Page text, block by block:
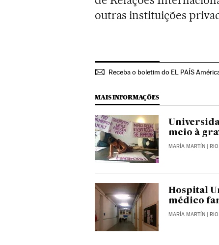
outras instituições
Receba o boletim do EL PAÍS
MAIS INFORMAÇÕES
meio à
MARÍA MARTÍN |
Hospital
médico
MARÍA MARTÍN |